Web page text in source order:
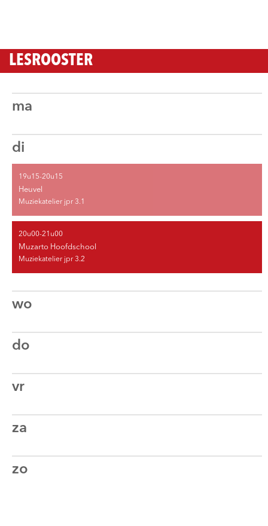
LESROOSTER
ma
di
19u15-20u15
Heuvel
Muziekatelier jpr 3.1
20u00-21u00
Muzarto Hoofdschool
Muziekatelier jpr 3.2
wo
do
vr
za
zo